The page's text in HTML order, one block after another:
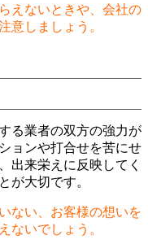
えないときや、会社の
意しましょう。
る業者の双方の強力が
ョンや打合せを苦にせ
出来栄えに反映してく
が大切です。
ない、お客様の想いを
ないでしょう。